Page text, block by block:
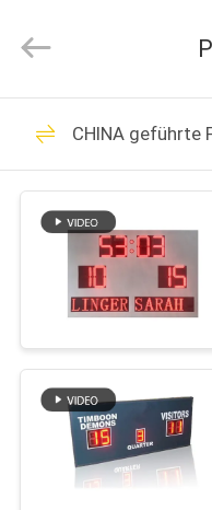
HAUS
PRODUKTE
ÜBER
FABRIK-
AUSFLUG
Technology
Rights
geführte
geführte
CHINA geführte